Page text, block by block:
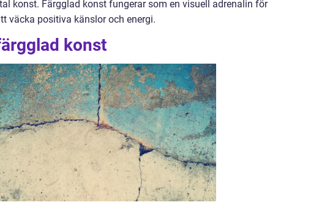
konst. Färgglad konst fungerar som en visuell adrenalin för
väcka positiva känslor och energi.
konst